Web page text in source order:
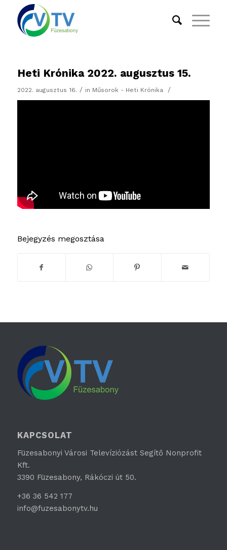
Heti Krónika 2022. augusztus 15.
2022. augusztus 16. / in Műsorok - Heti Krónika /
Bejegyzés megosztása
KAPCSOLAT
Füzesabonyi Városi Televíziózást Segítő Nonprofit
Kft.
3390 Füzesabony, Rákóczi út 50.
+36 36 542 177
info@fuzesabonytv.hu